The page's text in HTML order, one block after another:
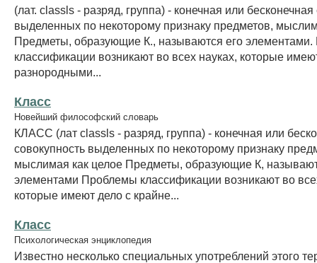
(лат. classls - разряд, группа) - конечная или бесконечная
выделенных по некоторому признаку предметов,
Предметы, образующие К., называются его
классификации возникают во всех науках, которые
разнородными...
Класс
Новейший философский словарь
КЛАСС (лат classls - разряд, группа) - конечная или
совокупность выделенных по некоторому признаку
мыслимая как целое Предметы, образующие К,
элементами Проблемы классификации возникают во
которые имеют дело с крайне...
Класс
Психологическая энциклопедия
Известно несколько специальных употреблений этого